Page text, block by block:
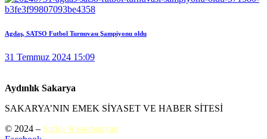
Agdaş, SATSO Futbol Turnuvası Şampiyonu oldu
31 Temmuz 2024 15:09
Aydınlık Sakarya
SAKARYA’NIN EMEK SİYASET VE HABER SİTESİ
© 2024 – Sarkis Kısaohanyan